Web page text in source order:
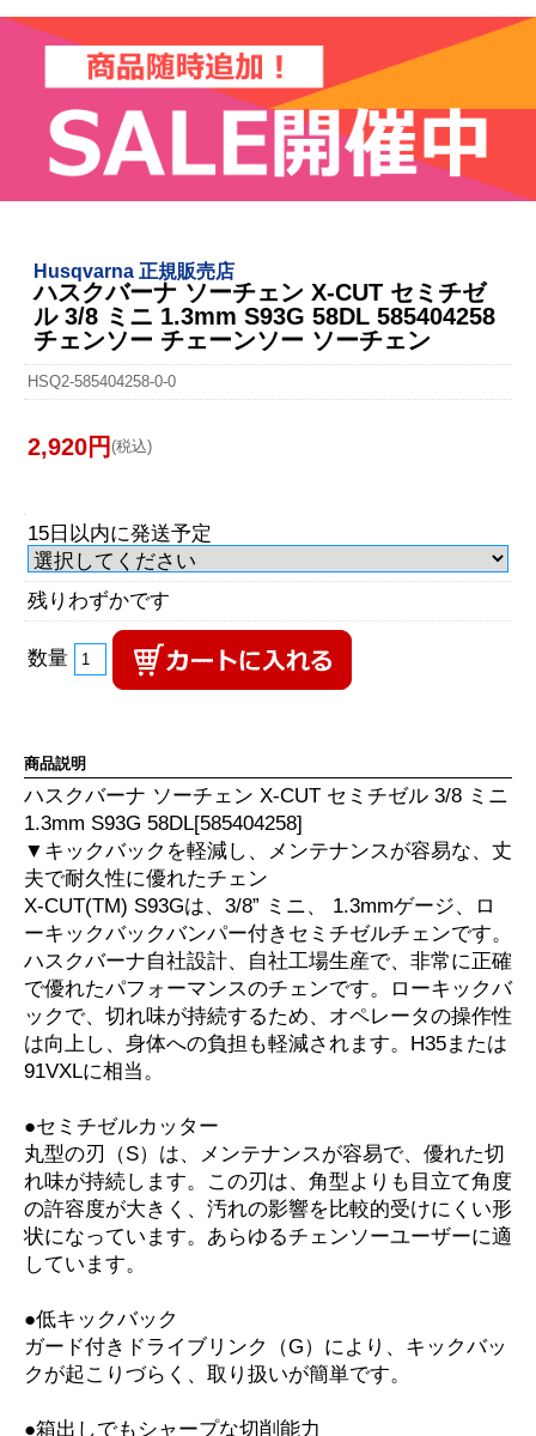
Husqvarna 正規販売店
ハスクバーナ ソーチェン X-CUT セミチゼ
ル 3/8 ミニ 1.3mm S93G 58DL 585404258
チェンソー チェーンソー ソーチェン
HSQ2-585404258-0-0
2,920円 (税込)
15日以内に発送予定
残りわずかです
数量
商品説明
ハスクバーナ ソーチェン X-CUT セミチゼル 3/8 ミニ
1.3mm S93G 58DL[585404258]
▼キックバックを軽減し、メンテナンスが容易な、丈
夫で耐久性に優れたチェン
X-CUT(TM) S93Gは、3/8” ミニ、 1.3mmゲージ、ロ
ーキックバックバンパー付きセミチゼルチェンです。
ハスクバーナ自社設計、自社工場生産で、非常に正確
で優れたパフォーマンスのチェンです。ローキックバ
ックで、切れ味が持続するため、オペレータの操作性
は向上し、身体への負担も軽減されます。H35または
91VXLに相当。
●セミチゼルカッター
丸型の刃（S）は、メンテナンスが容易で、優れた切
れ味が持続します。この刃は、角型よりも目立て角度
の許容度が大きく、汚れの影響を比較的受けにくい形
状になっています。あらゆるチェンソーユーザーに適
しています。
●低キックバック
ガード付きドライブリンク（G）により、キックバッ
クが起こりづらく、取り扱いが簡単です。
●箱出しでもシャープな切削能力